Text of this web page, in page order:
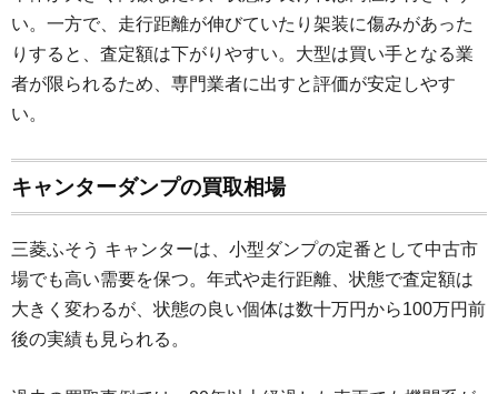
い。一方で、走行距離が伸びていたり架装に傷みがあった
りすると、査定額は下がりやすい。大型は買い手となる業
者が限られるため、専門業者に出すと評価が安定しやす
い。
キャンターダンプの買取相場
三菱ふそう キャンターは、小型ダンプの定番として中古市
場でも高い需要を保つ。年式や走行距離、状態で査定額は
大きく変わるが、状態の良い個体は数十万円から100万円前
後の実績も見られる。